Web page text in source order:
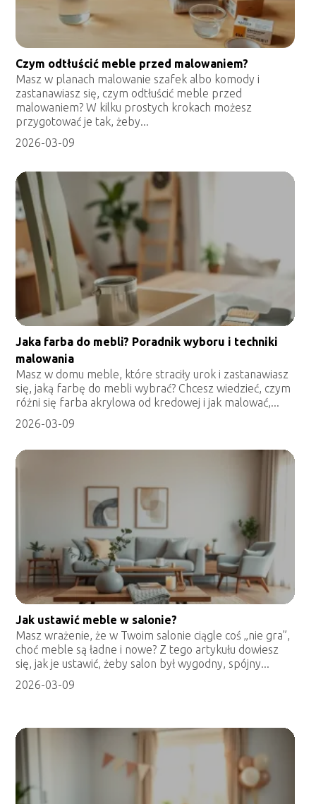
Czym odtłuścić meble przed malowaniem?
Masz w planach malowanie szafek albo komody i
zastanawiasz się, czym odtłuścić meble przed
malowaniem? W kilku prostych krokach możesz
przygotować je tak, żeby...
2026-03-09
Jaka farba do mebli? Poradnik wyboru i techniki
malowania
Masz w domu meble, które straciły urok i zastanawiasz
się, jaką farbę do mebli wybrać? Chcesz wiedzieć, czym
różni się farba akrylowa od kredowej i jak malować,...
2026-03-09
Jak ustawić meble w salonie?
Masz wrażenie, że w Twoim salonie ciągle coś „nie gra”,
choć meble są ładne i nowe? Z tego artykułu dowiesz
się, jak je ustawić, żeby salon był wygodny, spójny...
2026-03-09